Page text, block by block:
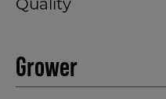
Quality
Grower